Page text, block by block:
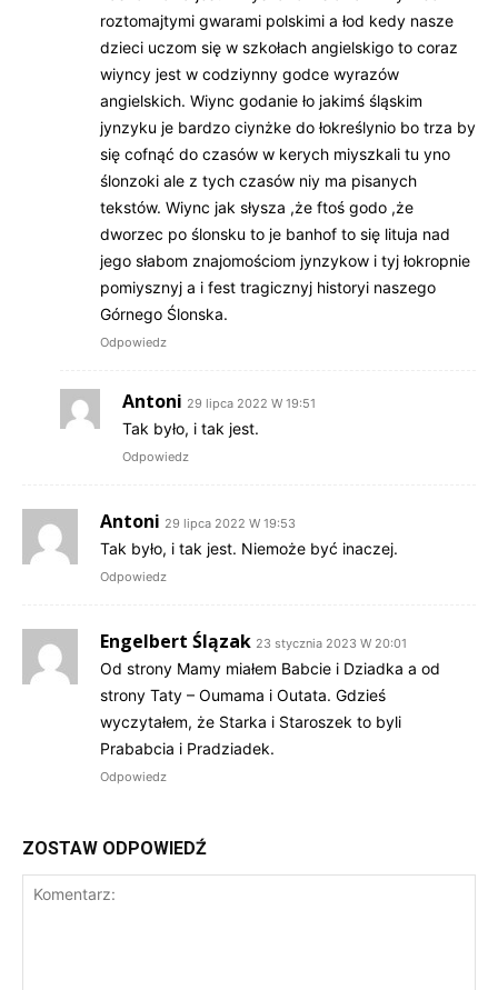
roztomajtymi gwarami polskimi a łod kedy nasze
dzieci uczom się w szkołach angielskigo to coraz
wiyncy jest w codziynny godce wyrazów
angielskich. Wiync godanie ło jakimś śląskim
jynzyku je bardzo ciynżke do łokreślynio bo trza by
się cofnąć do czasów w kerych miyszkali tu yno
ślonzoki ale z tych czasów niy ma pisanych
tekstów. Wiync jak słysza ,że ftoś godo ,że
dworzec po ślonsku to je banhof to się lituja nad
jego słabom znajomościom jynzykow i tyj łokropnie
pomiysznyj a i fest tragicznyj historyi naszego
Górnego Ślonska.
Odpowiedz
Antoni 29 lipca 2022 W 19:51
Tak było, i tak jest.
Odpowiedz
Antoni 29 lipca 2022 W 19:53
Tak było, i tak jest. Niemoże być inaczej.
Odpowiedz
Engelbert Ślązak 23 stycznia 2023 W 20:01
Od strony Mamy miałem Babcie i Dziadka a od
strony Taty – Oumama i Outata. Gdzieś
wyczytałem, że Starka i Staroszek to byli
Prababcia i Pradziadek.
Odpowiedz
ZOSTAW ODPOWIEDŹ